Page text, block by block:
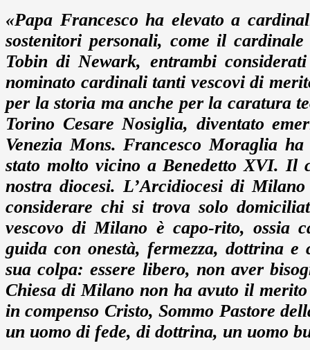
«Papa Francesco ha elevato a
sostenitori personali, come il
Tobin di Newark, entrambi
nominato cardinali tanti vescovi di
per la storia ma anche per la caratura
Torino Cesare Nosiglia, diventato
Venezia Mons. Francesco Moraglia
stato molto vicino a Benedetto XVI. Il
nostra diocesi. L’Arcidiocesi di
considerare chi si trova solo
vescovo di Milano è capo-rito, ossia
guida con onestà, fermezza, dottrina
sua colpa: essere libero, non aver
Chiesa di Milano non ha avuto il
in compenso Cristo, Sommo Pastore
un uomo di fede, di dottrina, un uomo